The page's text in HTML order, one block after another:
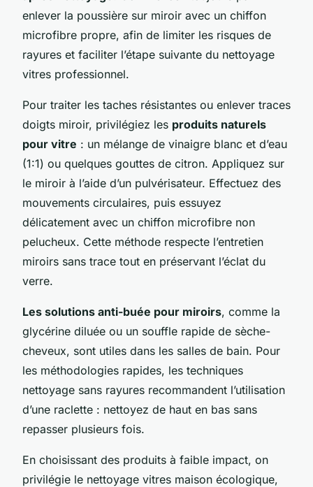
enlever la poussière sur miroir avec un chiffon
microfibre propre, afin de limiter les risques de
rayures et faciliter l’étape suivante du nettoyage
vitres professionnel.
Pour traiter les taches résistantes ou enlever traces
doigts miroir, privilégiez les produits naturels
pour vitre : un mélange de vinaigre blanc et d’eau
(1:1) ou quelques gouttes de citron. Appliquez sur
le miroir à l’aide d’un pulvérisateur. Effectuez des
mouvements circulaires, puis essuyez
délicatement avec un chiffon microfibre non
pelucheux. Cette méthode respecte l’entretien
miroirs sans trace tout en préservant l’éclat du
verre.
Les solutions anti-buée pour miroirs, comme la
glycérine diluée ou un souffle rapide de sèche-
cheveux, sont utiles dans les salles de bain. Pour
les méthodologies rapides, les techniques
nettoyage sans rayures recommandent l’utilisation
d’une raclette : nettoyez de haut en bas sans
repasser plusieurs fois.
En choisissant des produits à faible impact, on
privilégie le nettoyage vitres maison écologique,